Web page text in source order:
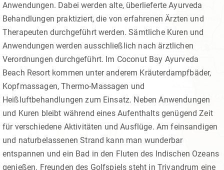
Anwendungen. Dabei werden alte, überlieferte Ayurveda
Behandlungen praktiziert, die von erfahrenen Ärzten und
Therapeuten durchgeführt werden. Sämtliche Kuren und
Anwendungen werden ausschließlich nach ärztlichen
Verordnungen durchgeführt. Im Coconut Bay Ayurveda
Beach Resort kommen unter anderem Kräuterdampfbäder,
Kopfmassagen, Thermo-Massagen und
Heißluftbehandlungen zum Einsatz. Neben Anwendungen
und Kuren bleibt während eines Aufenthalts genügend Zeit
für verschiedene Aktivitäten und Ausflüge. Am feinsandigen
und naturbelassenen Strand kann man wunderbar
entspannen und ein Bad in den Fluten des Indischen Ozeans
genießen. Freunden des Golfspiels steht in Trivandrum eine